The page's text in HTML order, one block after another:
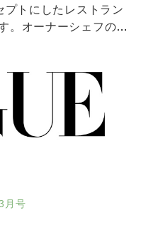
プトにしたレストラン
。オーナーシェフの宮
リスタルをたっぷり
ーが期間限定で販売。
さい。https://www.vog
endoca-rieko-kosai
月号